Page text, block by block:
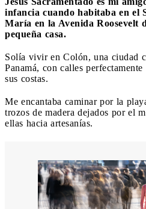
infancia cuando habitaba en el
María en la Avenida Roosevelt
pequeña casa.
Solía vivir en Colón, una ciudad
Panamá, con calles
sus costas.
Me encantaba caminar por la
trozos de madera dejados por el
ellas hacia artesanías.